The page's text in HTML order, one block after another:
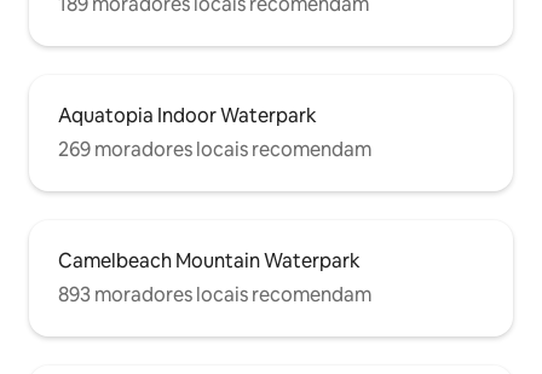
Aquatopia Indoor Waterpark
269 moradores locais recomendam
Camelbeach Mountain Waterpark
893 moradores locais recomendam